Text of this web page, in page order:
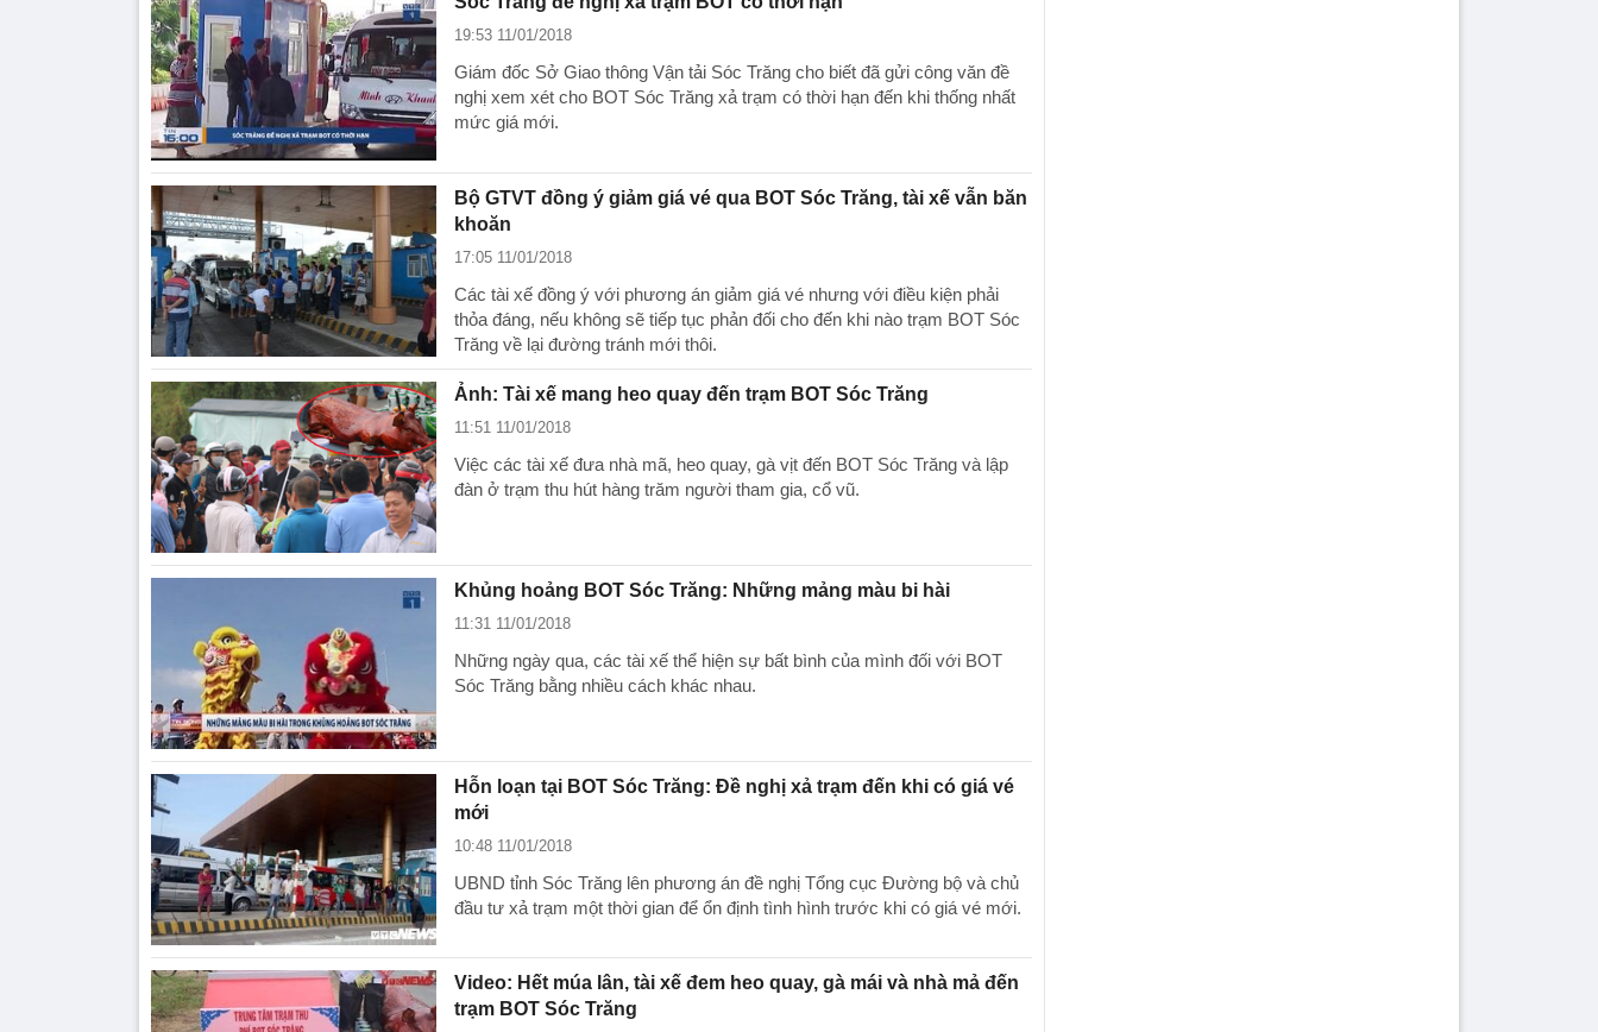
19:53 11/01/2018
Giám đốc Sở Giao thông Vận tải Sóc Trăng cho biết đã gửi công văn đề
nghị xem xét cho BOT Sóc Trăng xả trạm có thời hạn đến khi thống nhất
mức giá mới.
Bộ GTVT đồng ý giảm giá vé qua BOT Sóc Trăng, tài xế vẫn băn
khoăn
17:05 11/01/2018
Các tài xế đồng ý với phương án giảm giá vé nhưng với điều kiện phải
thỏa đáng, nếu không sẽ tiếp tục phản đối cho đến khi nào trạm BOT Sóc
Trăng về lại đường tránh mới thôi.
Ảnh: Tài xế mang heo quay đến trạm BOT Sóc Trăng
11:51 11/01/2018
Việc các tài xế đưa nhà mã, heo quay, gà vịt đến BOT Sóc Trăng và lập
đàn ở trạm thu hút hàng trăm người tham gia, cổ vũ.
Khủng hoảng BOT Sóc Trăng: Những mảng màu bi hài
11:31 11/01/2018
Những ngày qua, các tài xế thể hiện sự bất bình của mình đối với BOT
Sóc Trăng bằng nhiều cách khác nhau.
Hỗn loạn tại BOT Sóc Trăng: Đề nghị xả trạm đến khi có giá vé
mới
10:48 11/01/2018
UBND tỉnh Sóc Trăng lên phương án đề nghị Tổng cục Đường bộ và chủ
đầu tư xả trạm một thời gian để ổn định tình hình trước khi có giá vé mới.
Video: Hết múa lân, tài xế đem heo quay, gà mái và nhà mả đến
trạm BOT Sóc Trăng